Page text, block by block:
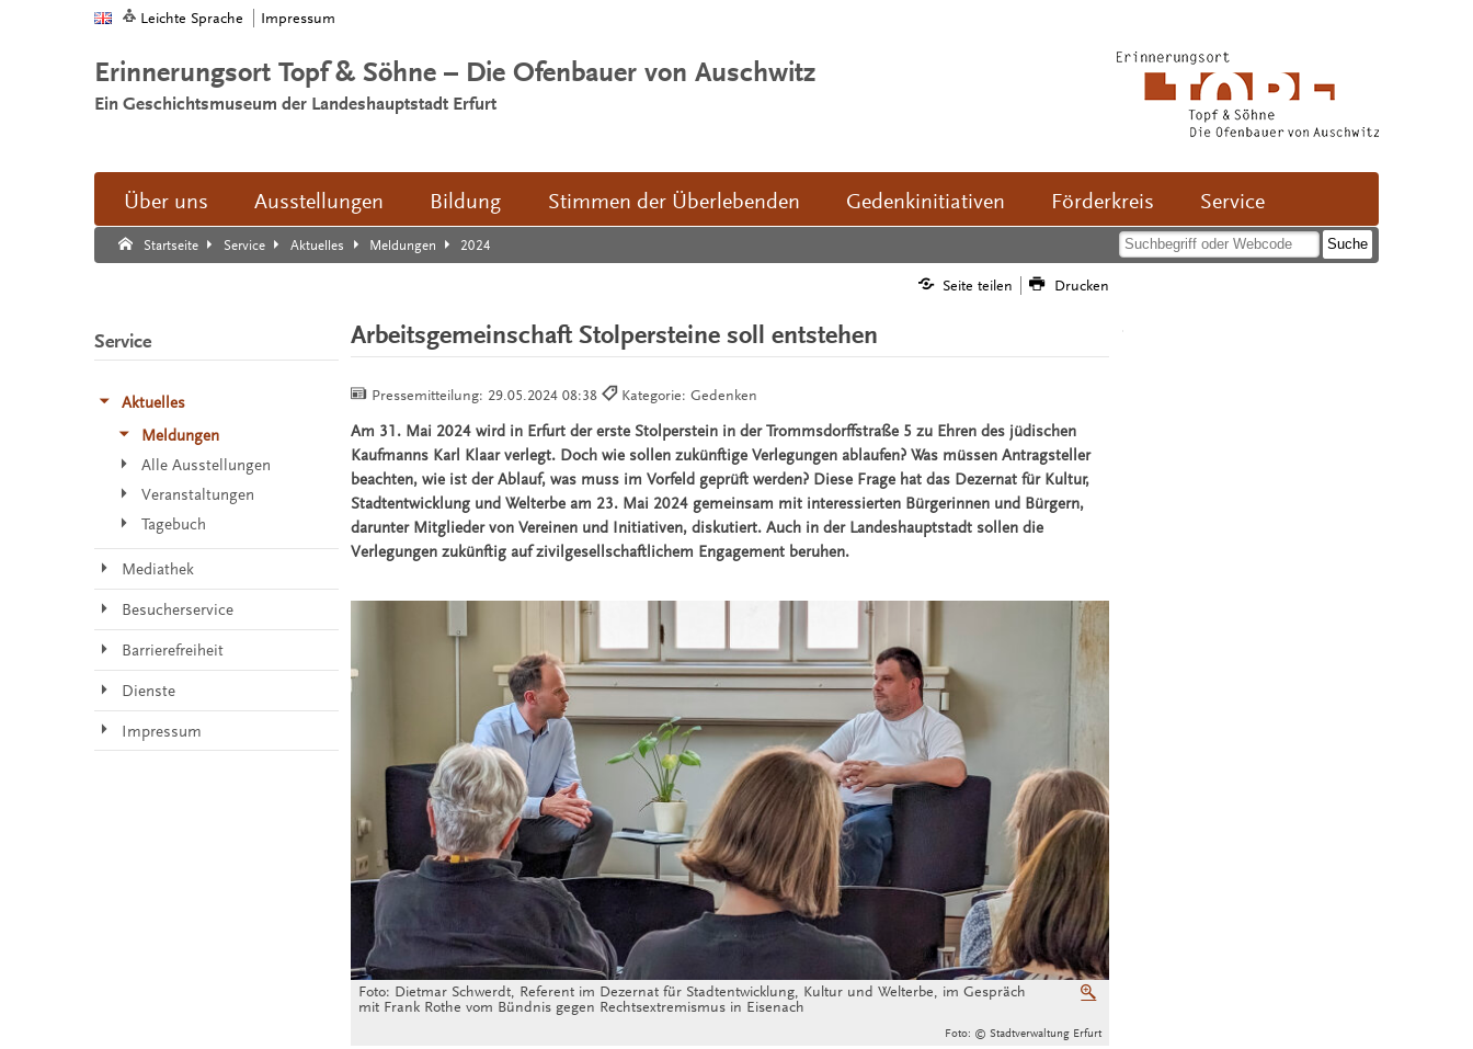
Leichte Sprache Impressum
Erinnerungsort Topf & Söhne – Die Ofenbauer von Auschwitz
Ein Geschichtsmuseum der Landeshauptstadt Erfurt
Über uns Ausstellungen Bildung Stimmen der Überlebenden Gedenkinitiativen Förderkreis Service
Startseite Service Aktuelles Meldungen 2024
Suche:
Suche Ende.
Seite teilen Drucken
Arbeitsgemeinschaft Stolpersteine soll entstehen
Pressemitteilung: 29.05.2024 08:38 Kategorie: Gedenken
Am 31. Mai 2024 wird in Erfurt der erste Stolperstein in der Trommsdorffstraße 5 zu Ehren des jüdischen
Kaufmanns Karl Klaar verlegt. Doch wie sollen zukünftige Verlegungen ablaufen? Was müssen Antragsteller
beachten, wie ist der Ablauf, was muss im Vorfeld geprüft werden? Diese Frage hat das Dezernat für Kultur,
Stadtentwicklung und Welterbe am 23. Mai 2024 gemeinsam mit interessierten Bürgerinnen und Bürgern,
darunter Mitglieder von Vereinen und Initiativen, diskutiert. Auch in der Landeshauptstadt sollen die
Verlegungen zukünftig auf zivilgesellschaftlichem Engagement beruhen.
Foto: Dietmar Schwerdt, Referent im Dezernat für Stadtentwicklung, Kultur und Welterbe, im Gespräch
mit Frank Rothe vom Bündnis gegen Rechtsextremismus in Eisenach
Foto: © Stadtverwaltung Erfurt
Service
Aktuelles
Meldungen
Alle Ausstellungen
Veranstaltungen
Tagebuch
Mediathek
Besucherservice
Barrierefreiheit
Dienste
Impressum